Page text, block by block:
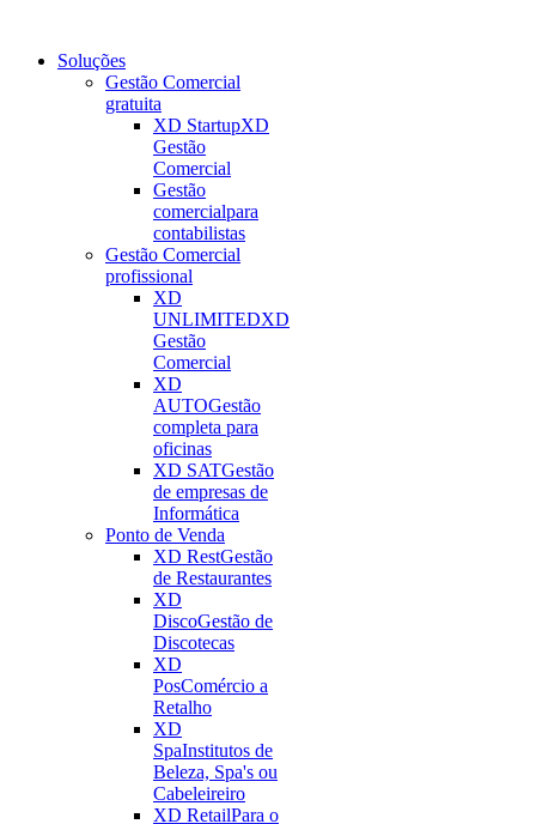
Soluções
Gestão Comercial
gratuita
XD StartupXD
Gestão
Comercial
Gestão
comercialpara
contabilistas
Gestão Comercial
profissional
XD
UNLIMITEDXD
Gestão
Comercial
XD
AUTOGestão
completa para
oficinas
XD SATGestão
de empresas de
Informática
Ponto de Venda
XD RestGestão
de Restaurantes
XD
DiscoGestão de
Discotecas
XD
PosComércio a
Retalho
XD
SpaInstitutos de
Beleza, Spa's ou
Cabeleireiro
XD RetailPara o